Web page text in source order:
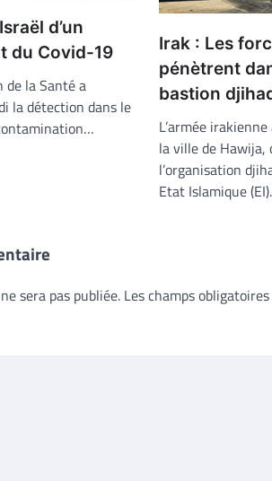
d’un
du Covid-19
de la Santé a
la détection dans le
Irak : Les
pénètrent
bastion
L’armée
la ville de Hawija,
l’organisation
Etat Islamique
sera pas publiée. Les champs